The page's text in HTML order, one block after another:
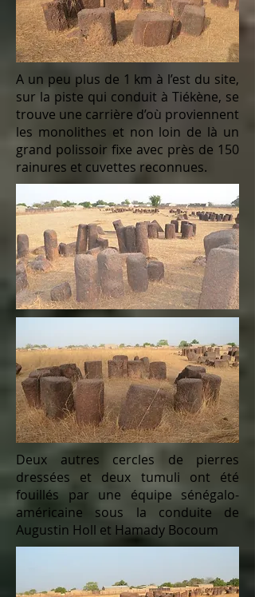
A un peu plus de 1 km à l’est du site,
sur la piste qui conduit à Tiékène, se
trouve une carrière d’où proviennent
les monolithes et non loin de là un
grand polissoir fixe avec près de 150
rainures et cuvettes reconnues.
Deux autres cercles de pierres
dressées et deux tumuli ont été
fouillés par une équipe sénégalo-
américaine sous la conduite de
Augustin Holl et Hamady Bocoum